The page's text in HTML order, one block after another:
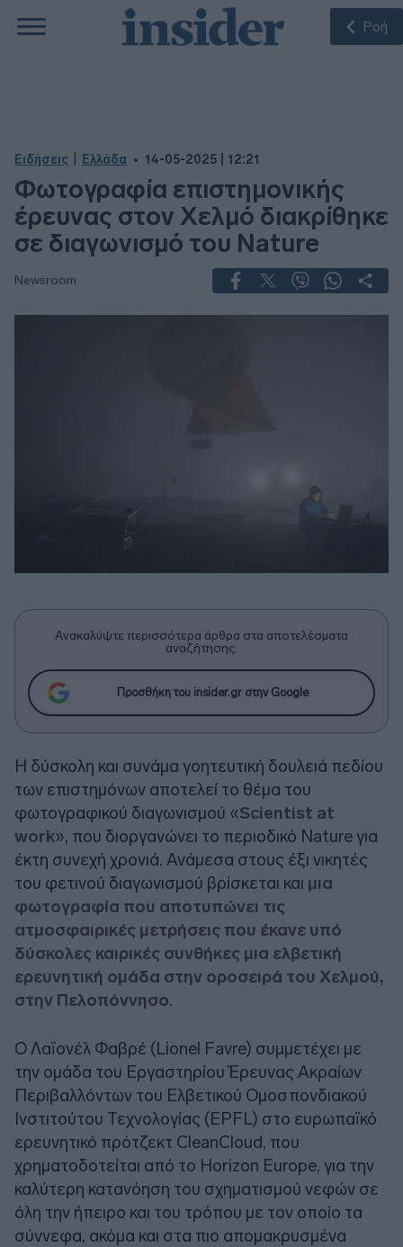
Ροή
Ειδήσεις Ελλάδα 14-05-2025 | 12:21
Φωτογραφία επιστημονικής
έρευνας στον Χελμό διακρίθηκε
σε διαγωνισμό του Nature
Newsroom
Ανακαλύψτε περισσότερα άρθρα στα αποτελέσματα
αναζήτησης.
Προσθήκη του insider.gr στην Google
Η δύσκολη και συνάμα γοητευτική δουλειά πεδίου
των επιστημόνων αποτελεί το θέμα του
φωτογραφικού διαγωνισμού «Scientist at
work», που διοργανώνει το περιοδικό Nature για
έκτη συνεχή χρονιά. Ανάμεσα στους έξι νικητές
του φετινού διαγωνισμού βρίσκεται και μια
φωτογραφία που αποτυπώνει τις
ατμοσφαιρικές μετρήσεις που έκανε υπό
δύσκολες καιρικές συνθήκες μια ελβετική
ερευνητική ομάδα στην οροσειρά του Χελμού,
στην Πελοπόννησο.
Ο Λαϊονέλ Φαβρέ (Lionel Favre) συμμετέχει με
την ομάδα του Εργαστηρίου Έρευνας Ακραίων
Περιβαλλόντων του Ελβετικού Ομοσπονδιακού
Ινστιτούτου Τεχνολογίας (EPFL) στο ευρωπαϊκό
ερευνητικό πρότζεκτ CleanCloud, που
χρηματοδοτείται από το Horizon Europe, για την
καλύτερη κατανόηση του σχηματισμού νεφών σε
όλη την ήπειρο και του τρόπου με τον οποίο τα
σύννεφα, ακόμα και στα πιο απομακρυσμένα